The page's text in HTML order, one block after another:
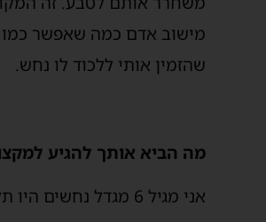
מישוב אדם כמה שאפשר כמו
שהזמין אותי ללכוד לו נחש.
מה הביא אותך להגיע
אני מגיל 6 מגדל נחשים היו תקופות שגידלתי בבית 40 נחשים. כיום יש לי בבית 6 פיתונים מיוחדים ונדירים.